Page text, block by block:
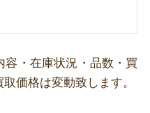
容・在庫状況・品数・買
価格は変動致します。